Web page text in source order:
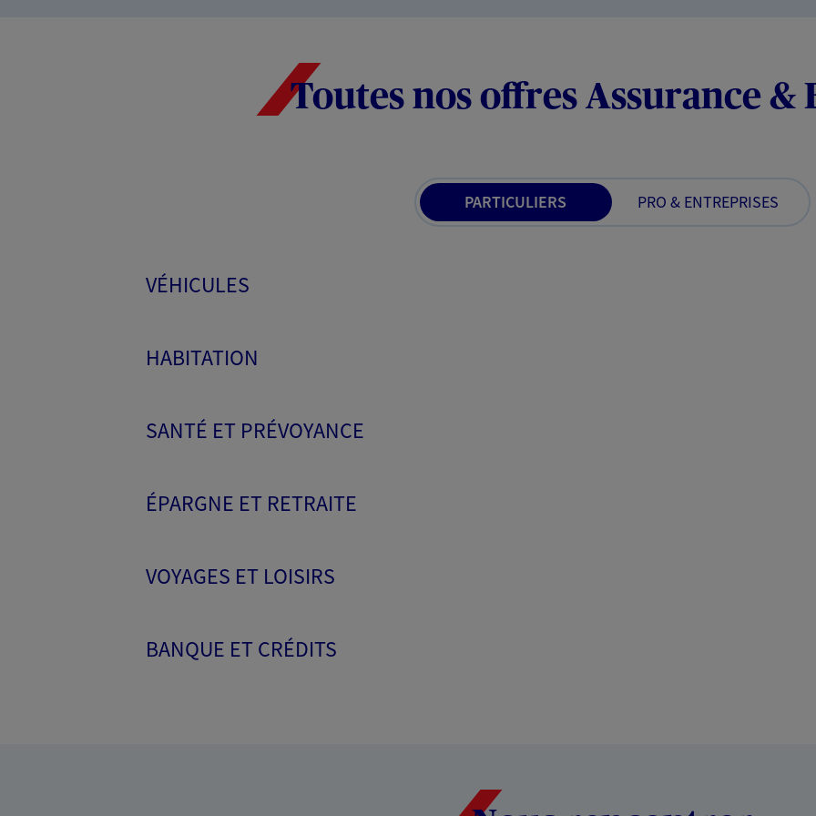
Toutes nos offres Assurance &
PARTICULIERS PRO & ENTREPRISES
VÉHICULES
HABITATION
SANTÉ ET PRÉVOYANCE
ÉPARGNE ET RETRAITE
VOYAGES ET LOISIRS
BANQUE ET CRÉDITS